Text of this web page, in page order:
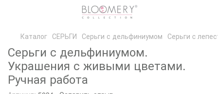
Каталог СЕРЬГИ Серьги с дельфиниумом Серьги c
Серьги с дельфиниумом.
Украшения с живыми цветами.
Ручная работа